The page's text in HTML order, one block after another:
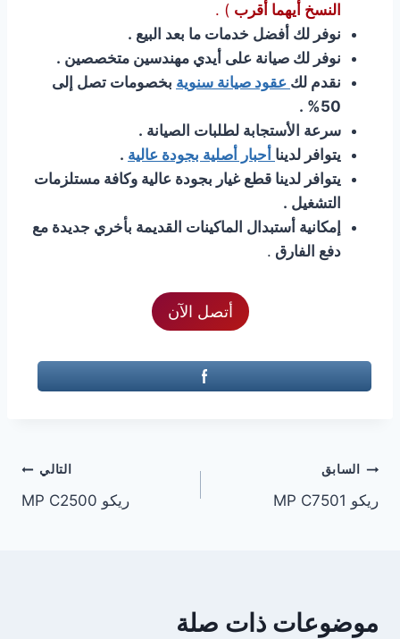
النسخ أيهما أقرب ) .
نوفر لك أفضل خدمات ما بعد البيع .
نوفر لك صيانة على أيدي مهندسين متخصصين .
نقدم لك عقود صيانة سنوية بخصومات تصل إلى
50% .
سرعة الأستجابة لطلبات الصيانة .
يتوافر لدينا أحبار أصلية بجودة عالية .
يتوافر لدينا قطع غيار بجودة عالية وكافة مستلزمات
التشغيل .
إمكانية أستبدال الماكينات القديمة بأخري جديدة مع
دفع الفارق .
أتصل الآن
تصفّح
المقالات
السابق
ريكو MP C7501
التالي
ريكو MP C2500
موضوعات ذات صلة